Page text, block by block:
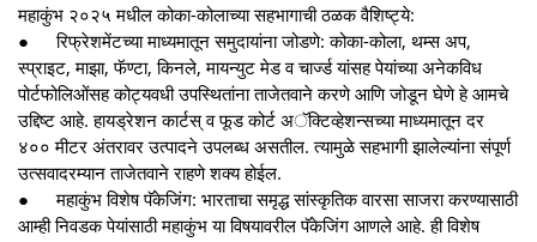
महाकुंभ २०२५ मधील कोका-कोलाच्या सहभागाची ठळक वैशिष्ट्ये:
●
रिफ्रेशमेंटच्या माध्यमातून समुदायांना जोडणे: कोका-कोला, थम्स अप,
स्प्राइट, माझा, फॅण्टा, किनले, मायन्युट मेड व चार्ज्ड यांसह पेयांच्या अनेकविध
पोर्टफोलिओंसह कोट्यवधी उपस्थितांना ताजेतवाने करणे आणि जोडून घेणे हे आमचे
उद्दिष्ट आहे. हायड्रेशन कार्टस् व फूड कोर्ट अॅक्टिव्हेशन्सच्या माध्यमातून दर
४०० मीटर अंतरावर उत्पादने उपलब्ध असतील. त्यामुळे सहभागी झालेल्यांना संपूर्ण
उत्सवादरम्यान ताजेतवाने राहणे शक्य होईल.
●
महाकुंभ विशेष पॅकेजिंग: भारताचा समृद्ध सांस्कृतिक वारसा साजरा करण्यासाठी
आम्ही निवडक पेयांसाठी महाकुंभ या विषयावरील पॅकेजिंग आणले आहे. ही विशेष